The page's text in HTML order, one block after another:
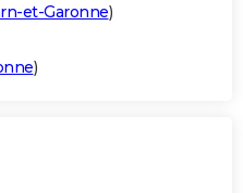
et-Garonne)
)